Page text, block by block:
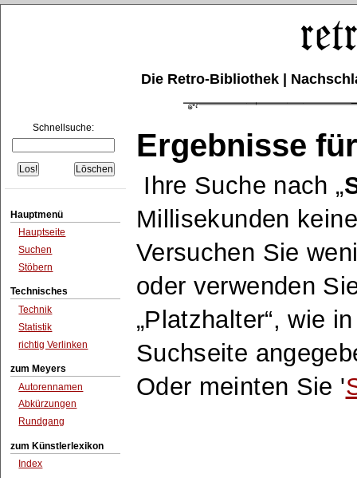
Die Retro-Bibliothek |
Schnellsuche:
Hauptmenü
Hauptseite
Suchen
Stöbern
Technisches
Technik
Statistik
richtig Verlinken
zum Meyers
Autorennamen
Abkürzungen
Rundgang
zum Künstlerlexikon
Index
Ergebnisse
Ihre Suche nach
Millisekunden
Versuchen Sie
oder verwenden
Platzhalter , wie
Suchseite
Oder meinten Sie '